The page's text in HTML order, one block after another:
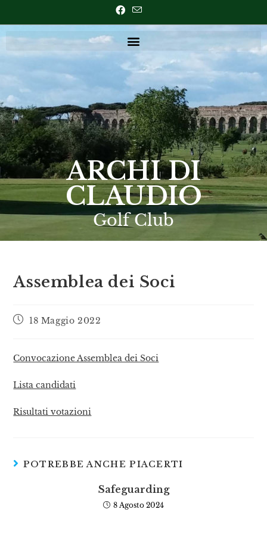
ARCHI DI
CLAUDIO
Golf Club
Assemblea dei Soci
18 Maggio 2022
Convocazione Assemblea dei Soci
Lista candidati
Risultati votazioni
POTREBBE ANCHE PIACERTI
Safeguarding
8 Agosto 2024